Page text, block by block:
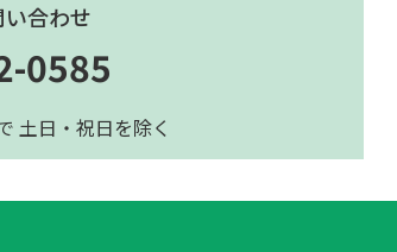
合わせ
0585
土日・祝日を除く